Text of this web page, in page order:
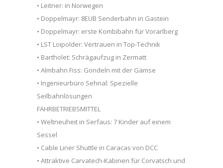
• Leitner: in Norwegen
• Doppelmayr: 8EUB Senderbahn in Gastein
• Doppelmayr: erste Kombibahn für Vorarlberg
• LST Loipolder: Vertrauen in Top-Technik
• Bartholet: Schrägaufzug in Zermatt
• Almbahn Fiss: Gondeln mit der Gämse
• Ingenieurbüro Sehnal: Spezielle
Seilbahnlösungen
FAHRBETRIEBSMITTEL
• Weltneuheit in Serfaus: 7 Kinder auf einem
Sessel
• Cable Liner Shuttle in Caracas von DCC
• Attraktive Carvatech-Kabinen für Corvatsch und